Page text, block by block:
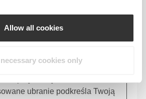
Allow all cookies
cookies only
ubranie podkreśla Twoją